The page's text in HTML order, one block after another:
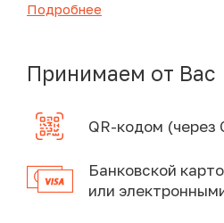
Подробнее
Принимаем от Вас
QR-кодом (через
Банковской
или